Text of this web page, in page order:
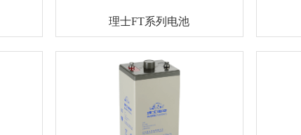
理士FT系列电池